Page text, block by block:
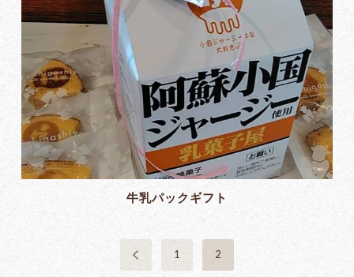
牛乳パックギフト
1 2